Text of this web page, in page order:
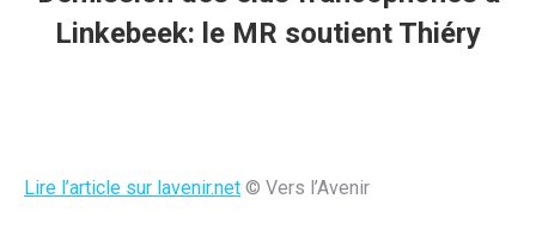
Linkebeek: le MR soutient Thiéry
Lire l’article sur lavenir.net © Vers l’Avenir